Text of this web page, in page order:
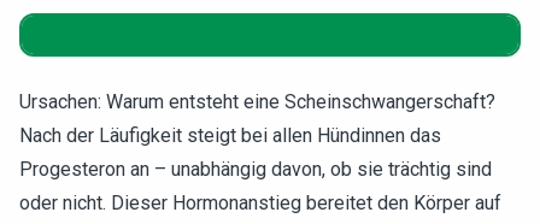
Ursachen: Warum entsteht eine Scheinschwangerschaft?
Nach der Läufigkeit steigt bei allen Hündinnen das
Progesteron an – unabhängig davon, ob sie trächtig sind
oder nicht. Dieser Hormonanstieg bereitet den Körper auf